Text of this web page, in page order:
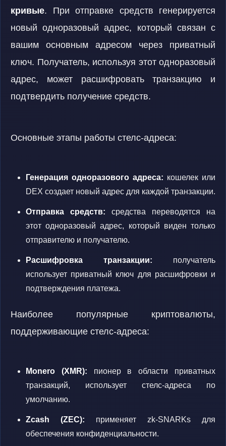
кривые. При отправке средств генерируется
новый одноразовый адрес, который связан с
вашим основным адресом через приватный
ключ. Получатель, используя этот одноразовый
адрес, может расшифровать транзакцию и
подтвердить получение средств.
Основные этапы работы стелс-адреса:
Генерация одноразового адреса: кошелек или
DEX создает новый адрес для каждой транзакции.
Отправка средств: средства переводятся на
этот одноразовый адрес, который виден только
отправителю и получателю.
Расшифровка транзакции: получатель
использует приватный ключ для расшифровки и
подтверждения платежа.
Наиболее популярные криптовалюты,
поддерживающие стелс-адреса:
Monero (XMR): пионер в области приватных
транзакций, использует стелс-адреса по
умолчанию.
Zcash (ZEC): применяет zk-SNARKs для
обеспечения конфиденциальности.